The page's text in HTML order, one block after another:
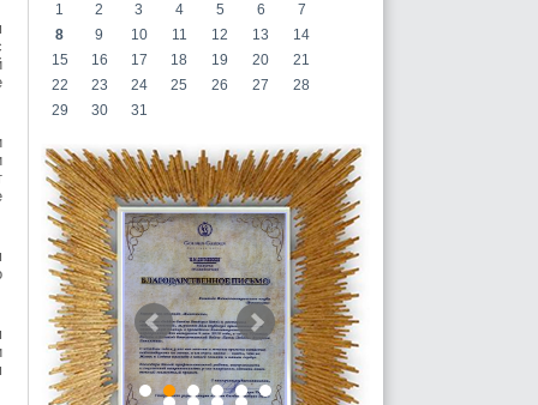
1
2 3 4 5 6
7
8
9 10 11 12 13
14
15
16 17 18 19 20
21
22
23 24 25 26 27
28
29
30 31